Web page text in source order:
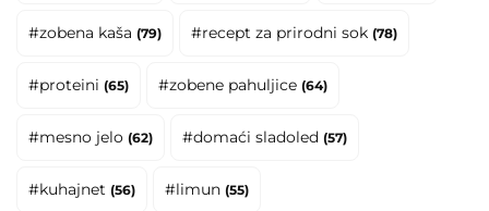
#zobena kaša (79) #recept za prirodni sok (78)
#proteini (65) #zobene pahuljice (64)
#mesno jelo (62) #domaći sladoled (57)
#kuhajnet (56) #limun (55)